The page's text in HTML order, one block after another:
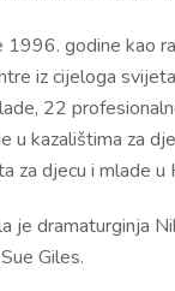
godine kao
iz cijeloga
22
u kazalištima za
za djecu i mlade u
je dramaturginja
Giles.